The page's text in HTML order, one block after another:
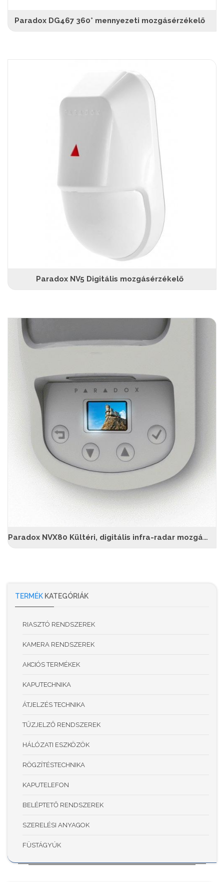
Paradox DG467 360° mennyezeti mozgásérzékelő
Paradox NV5 Digitális mozgásérzékelő
Paradox NVX80 Kültéri, digitális infra-radar mozgásérzékelő
TERMÉK KATEGÓRIÁK
RIASZTÓ RENDSZEREK
KAMERA RENDSZEREK
AKCIÓS TERMÉKEK
KAPUTECHNIKA
ÁTJELZÉS TECHNIKA
TŰZJELZŐ RENDSZEREK
HÁLÓZATI ESZKÖZÖK
RÖGZÍTÉSTECHNIKA
KAPUTELEFON
BELÉPTETŐ RENDSZEREK
SZERELÉSI ANYAGOK
FÜSTÁGYÚK